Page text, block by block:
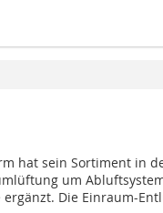
hat sein Sortiment in
um
Die Einraum-